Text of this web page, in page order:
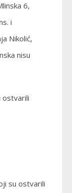
6,
i
Nikolić,
nisu
ostvarili
su ostvarili